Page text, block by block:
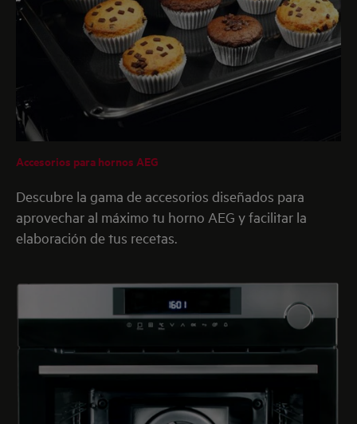
Accesorios para hornos AEG
Descubre la gama de accesorios diseñados para
aprovechar al máximo tu horno AEG y facilitar la
elaboración de tus recetas.